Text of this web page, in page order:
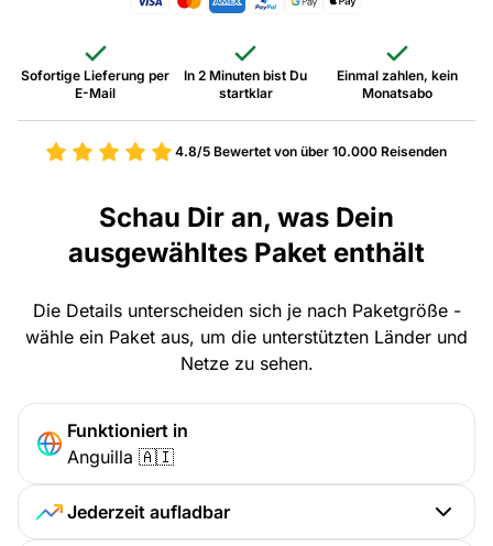
Sofortige Lieferung per
E-Mail
In 2 Minuten bist Du
startklar
Einmal zahlen, kein
Monatsabo
4.8/5Bewertet von über 10.000 Reisenden
Schau Dir an, was Dein
ausgewähltes Paket enthält
Die Details unterscheiden sich je nach Paketgröße -
wähle ein Paket aus, um die unterstützten Länder und
Netze zu sehen.
Funktioniert in
Anguilla 🇦🇮
Jederzeit aufladbar